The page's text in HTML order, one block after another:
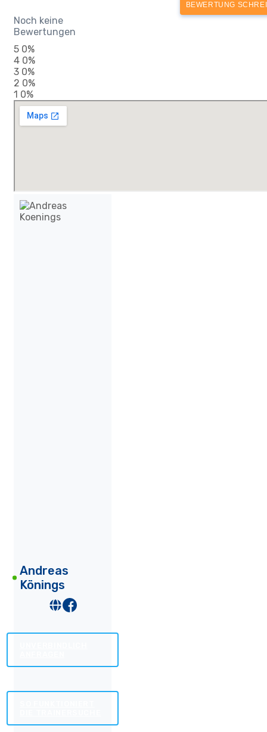
BEWERTUNG
Noch keine
Bewertungen
5 0%
4 0%
3 0%
2 0%
1 0%
Andreas
Könings